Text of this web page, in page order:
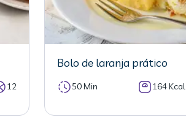
12
Bolo de laranja prático
50 Min 164 Kcal